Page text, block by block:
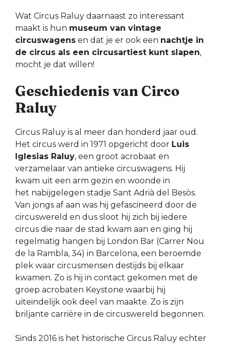
Wat Circus Raluy daarnaast zo interessant
maakt is hun museum van vintage
circuswagens en dat je er ook een nachtje in
de circus als een circusartiest kunt slapen,
mocht je dat willen!
Geschiedenis van Circo
Raluy
Circus Raluy is al meer dan honderd jaar oud.
Het circus werd in 1971 opgericht door Luis
Iglesias Raluy, een groot acrobaat en
verzamelaar van antieke circuswagens. Hij
kwam uit een arm gezin en woonde in
het nabijgelegen stadje Sant Adrià del Besòs.
Van jongs af aan was hij gefascineerd door de
circuswereld en dus sloot hij zich bij iedere
circus die naar de stad kwam aan en ging hij
regelmatig hangen bij London Bar (Carrer Nou
de la Rambla, 34) in Barcelona, een beroemde
plek waar circusmensen destijds bij elkaar
kwamen. Zo is hij in contact gekomen met de
groep acrobaten Keystone waarbij hij
uiteindelijk ook deel van maakte. Zo is zijn
briljante carrière in de circuswereld begonnen.
Sinds 2016 is het historische Circus Raluy echter